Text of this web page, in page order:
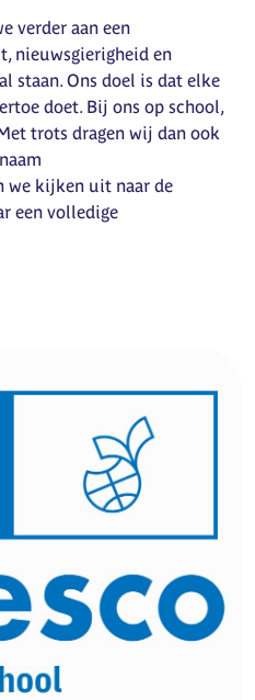
verder aan een
nieuwsgierigheid en
staan. Ons doel is dat elke
doet. Bij ons op school,
trots dragen wij dan ook
we kijken uit naar de
een volledige